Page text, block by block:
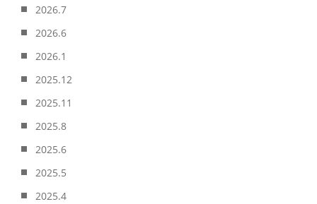
2026.7
2026.6
2026.1
2025.12
2025.11
2025.8
2025.6
2025.5
2025.4